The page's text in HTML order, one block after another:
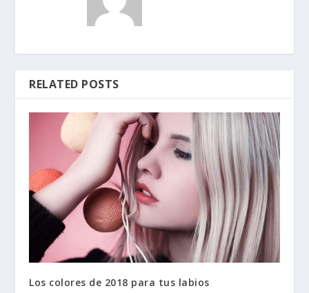
RELATED POSTS
Los colores de 2018 para tus labios